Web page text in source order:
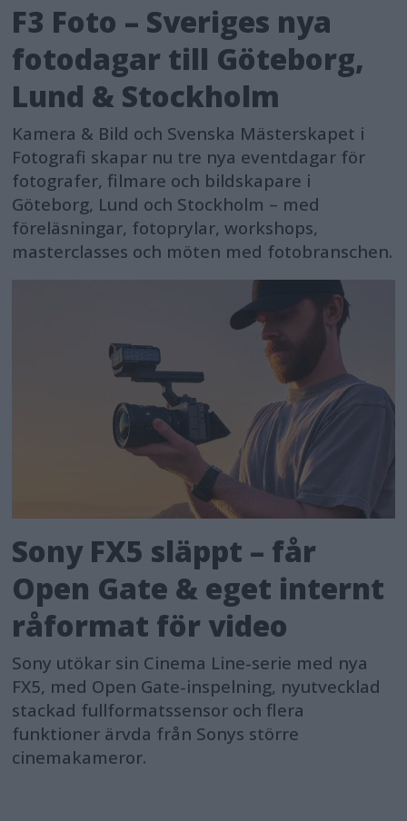
F3 Foto – Sveriges nya
fotodagar till Göteborg,
Lund & Stockholm
Kamera & Bild och Svenska Mästerskapet i
Fotografi skapar nu tre nya eventdagar för
fotografer, filmare och bildskapare i
Göteborg, Lund och Stockholm – med
föreläsningar, fotoprylar, workshops,
masterclasses och möten med fotobranschen.
Sony FX5 släppt – får
Open Gate & eget internt
råformat för video
Sony utökar sin Cinema Line-serie med nya
FX5, med Open Gate-inspelning, nyutvecklad
stackad fullformatssensor och flera
funktioner ärvda från Sonys större
cinemakameror.